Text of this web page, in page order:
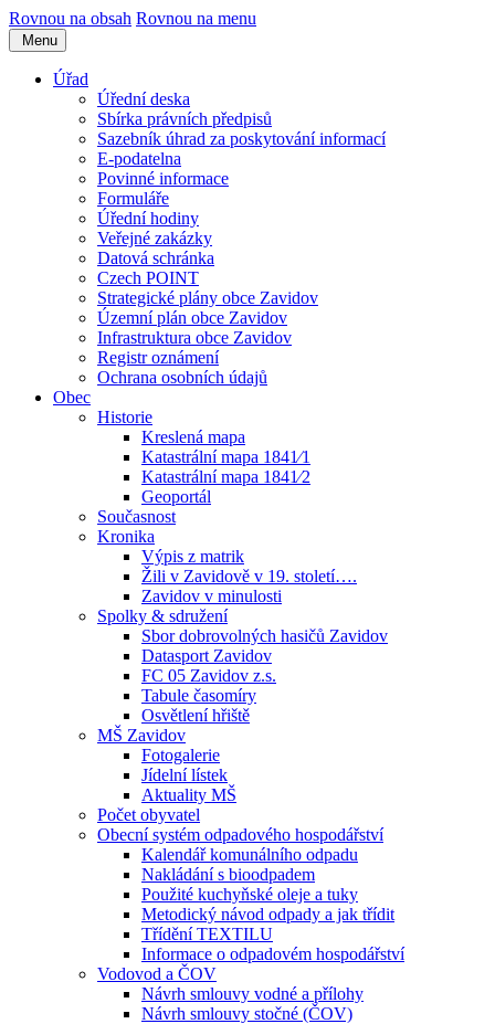
Rovnou na obsah Rovnou na menu
Menu
Úřad
Úřední deska
Sbírka právních předpisů
Sazebník úhrad za poskytování informací
E-podatelna
Povinné informace
Formuláře
Úřední hodiny
Veřejné zakázky
Datová schránka
Czech POINT
Strategické plány obce Zavidov
Územní plán obce Zavidov
Infrastruktura obce Zavidov
Registr oznámení
Ochrana osobních údajů
Obec
Historie
Kreslená mapa
Katastrální mapa 1841⁄1
Katastrální mapa 1841⁄2
Geoportál
Současnost
Kronika
Výpis z matrik
Žili v Zavidově v 19. století….
Zavidov v minulosti
Spolky & sdružení
Sbor dobrovolných hasičů Zavidov
Datasport Zavidov
FC 05 Zavidov z.s.
Tabule časomíry
Osvětlení hřiště
MŠ Zavidov
Fotogalerie
Jídelní lístek
Aktuality MŠ
Počet obyvatel
Obecní systém odpadového hospodářství
Kalendář komunálního odpadu
Nakládání s bioodpadem
Použité kuchyňské oleje a tuky
Metodický návod odpady a jak třídit
Třídění TEXTILU
Informace o odpadovém hospodářství
Vodovod a ČOV
Návrh smlouvy vodné a přílohy
Návrh smlouvy stočné (ČOV)